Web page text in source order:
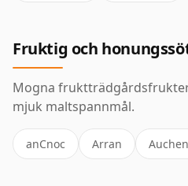
Fruktig och
Mogna
mjuk maltspannmål.
anCnoc Arran